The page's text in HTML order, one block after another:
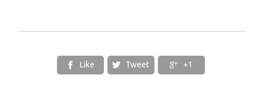
 Like  Tweet  +1